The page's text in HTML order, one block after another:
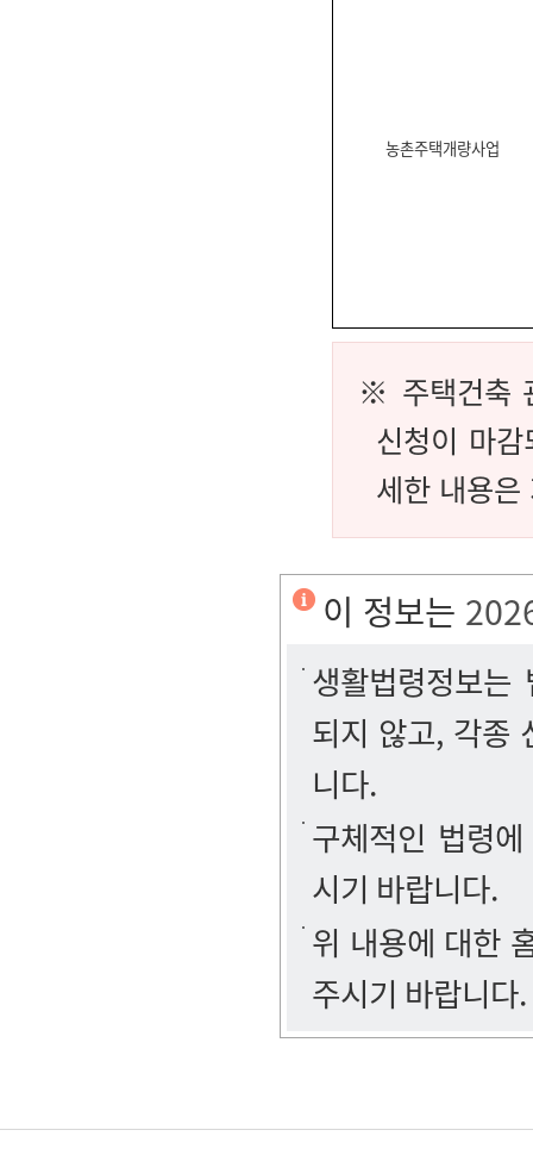
농촌주택개량사업
※ 주택건축
신청이 마
세한 내용
이 정보는
생활법령정보
되지 않고, 각종
니다.
구체적인 법령
시기 바랍니다.
위 내용에 대한
주시기 바랍니다.